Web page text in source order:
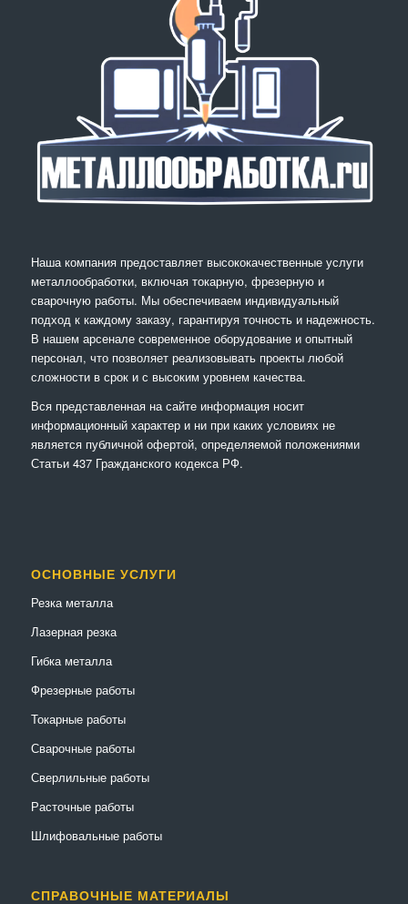
Наша компания предоставляет высококачественные услуги
металлообработки, включая токарную, фрезерную и
сварочную работы. Мы обеспечиваем индивидуальный
подход к каждому заказу, гарантируя точность и надежность.
В нашем арсенале современное оборудование и опытный
персонал, что позволяет реализовывать проекты любой
сложности в срок и с высоким уровнем качества.
Вся представленная на сайте информация носит
информационный характер и ни при каких условиях не
является публичной офертой, определяемой положениями
Статьи 437 Гражданского кодекса РФ.
ОСНОВНЫЕ УСЛУГИ
Резка металла
Лазерная резка
Гибка металла
Фрезерные работы
Токарные работы
Сварочные работы
Сверлильные работы
Расточные работы
Шлифовальные работы
СПРАВОЧНЫЕ МАТЕРИАЛЫ